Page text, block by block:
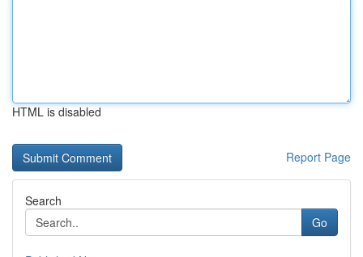
HTML is disabled
Report Page
Search
Go